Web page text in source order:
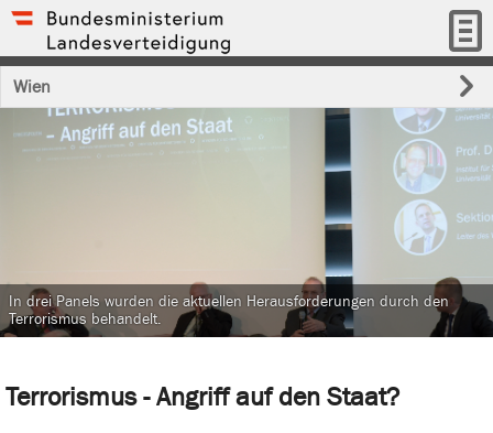
Wien
Terrorismus - Angriff auf den Staat?
In drei Panels wurden die aktuellen Herausforderungen durch den
Terrorismus behandelt.